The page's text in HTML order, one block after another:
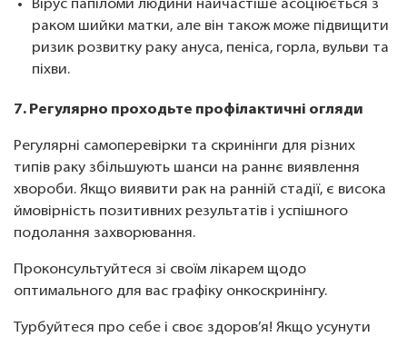
Вірус папіломи людини найчастіше асоціюється з
раком шийки матки, але він також може підвищити
ризик розвитку раку ануса, пеніса, горла, вульви та
піхви.
7. Регулярно проходьте профілактичні огляди
Регулярні самоперевірки та скринінги для різних
типів раку збільшують шанси на раннє виявлення
хвороби. Якщо виявити рак на ранній стадії, є висока
ймовірність позитивних результатів і успішного
подолання захворювання.
Проконсультуйтеся зі своїм лікарем щодо
оптимального для вас графіку онкоскринінгу.
Турбуйтеся про себе і своє здоров’я! Якщо усунути